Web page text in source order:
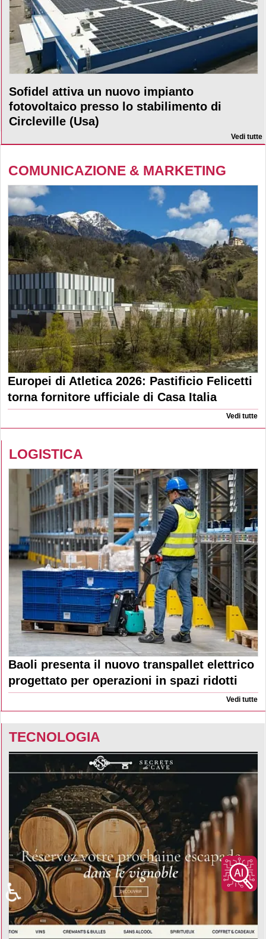
Sofidel attiva un nuovo impianto
fotovoltaico presso lo stabilimento di
Circleville (Usa)
Vedi tutte
COMUNICAZIONE & MARKETING
Europei di Atletica 2026: Pastificio Felicetti
torna fornitore ufficiale di Casa Italia
Vedi tutte
LOGISTICA
Baoli presenta il nuovo transpallet elettrico
progettato per operazioni in spazi ridotti
Vedi tutte
TECNOLOGIA